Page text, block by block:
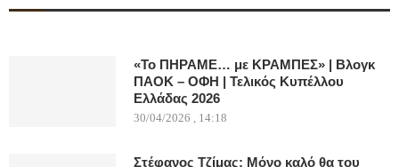
«Το ΠΗΡΑΜΕ… με ΚΡΑΜΠΕΣ» | Βλογκ
ΠΑΟΚ – ΟΦΗ | Τελικός Κυπέλλου
Ελλάδας 2026
30/04/2026 , 14:18
Στέφανος Τζίμας: Μόνο καλό θα του